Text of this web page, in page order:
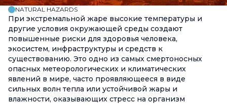
NATURAL HAZARDS
При экстремальной жаре высокие температуры и
другие условия окружающей среды создают
повышенные риски для здоровья человека,
экосистем, инфраструктуры и средств к
существованию. Это одно из самых смертоносных
опасных метеорологических и климатических
явлений в мире, часто проявляющееся в виде
сильных волн тепла или устойчивой жары и
влажности, оказывающих стресс на организм